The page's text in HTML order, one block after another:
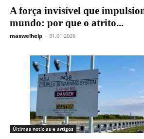
A força invisível que
mundo: por que o atrito...
maxwelhelp - 31.01.2026
Últimas notícias e artigos